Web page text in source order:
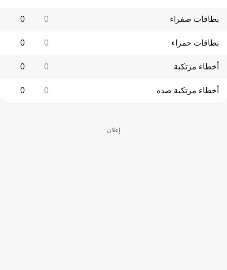
بطاقات صفراء 0
0
بطاقات حمراء 0
0
أخطاء مرتكبة 0
0
أخطاء مرتكبة ضده 0
0
إعلان